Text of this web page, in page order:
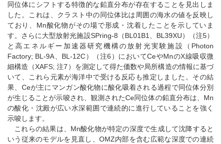
同位体にシフトする特徴的な鉛直分布が存在することを見出しま
した。これは、クラスト中の同位体比は周囲の海水の値を反映し
ており、Mn酸化物がその場で形成・沈着したことを示していま
す。さらに大型放射光施設SPring-8（BL01B1、BL39XU）（注5）
と高エネルギー加速器研究機構の放射光実験施設（Photon
Factory; BL-9A、BL-12C）（注6）においてCeやMnのX線吸収微
細構造（XAFS; 注7）を測定して得た価数や局所構造の情報に基づ
いて、これら元素が海洋中で受ける反応も推定しました。その結
果、Ceが主にマンガン酸化物に酸化吸着される過程で同位体分別
が生じることが示唆され、観測されたCe同位体の鉛直分布は、Mn
の酸化・沈殿が広い水深範囲で連続的に進行していることを強く
示唆します。
これらの結果は、Mn酸化物が特定の深度で生成して沈降すると
いう従来のモデルを見直し、OMZ内部を含む広範な深度での連続